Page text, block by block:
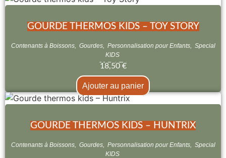
GOURDE THERMOS KIDS – TOY STORY
Contenants à Boissons, Gourdes, Personnalisation pour Enfants, Special
KIDS
18,50 €
Ajouter au panier
GOURDE THERMOS KIDS – HUNTRIX
Contenants à Boissons, Gourdes, Personnalisation pour Enfants, Special
KIDS